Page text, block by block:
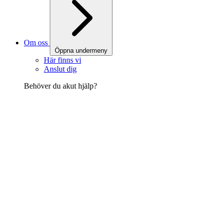
Om oss
Öppna undermeny
Här finns vi
Anslut dig
Behöver du akut hjälp?